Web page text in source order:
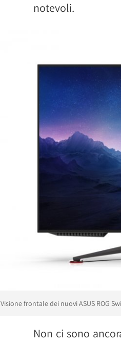
notevoli.
Visione frontale dei nuovi ASUS ROG
Non ci sono